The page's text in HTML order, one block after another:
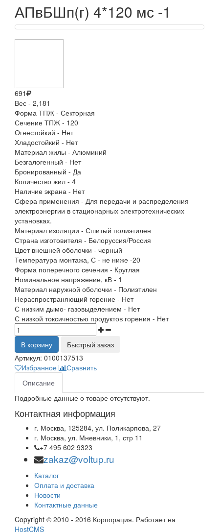
АПвБШп(г) 4*120 мс -1
691
Вес - 2,181
Форма ТПЖ - Секторная
Сечение ТПЖ - 120
Огнестойкий - Нет
Хладостойкий - Нет
Материал жилы - Алюминий
Безгалогенный - Нет
Бронированный - Да
Количество жил - 4
Наличие экрана - Нет
Сфера применения - Для передачи и распределения
электроэнергии в стационарных электротехнических
установках.
Материал изоляции - Сшитый полиэтилен
Страна изготовителя - Белоруссия/Россия
Цвет внешней оболочки - черный
Температура монтажа, С - не ниже -20
Форма поперечного сечения - Круглая
Номинальное напряжение, кВ - 1
Материал наружной оболочки - Полиэтилен
Нераспространяющий горение - Нет
С низким дымо- газовыделением - Нет
С низкой токсичностью продуктов горения - Нет
В корзину
Быстрый заказ
Артикул: 0100137513
Избранное
Сравнить
Описание
Подробные данные о товаре отсутствуют.
Контактная информация
г. Москва, 125284, ул. Поликарпова, 27
г. Москва, ул. Мневники, 1, стр 11
+7 495 602 9323
zakaz@voltup.ru
Каталог
Оплата и доставка
Новости
Контактные данные
Copyright © 2010 - 2016 Корпорация. Работает на
HostCMS